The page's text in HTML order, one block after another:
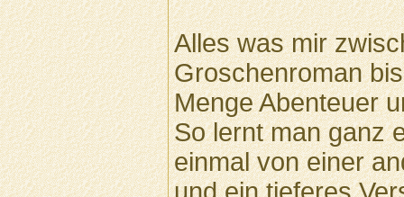
Alles was mir
Groschenroman
Menge Abenteuer
So lernt man ganz
einmal von einer